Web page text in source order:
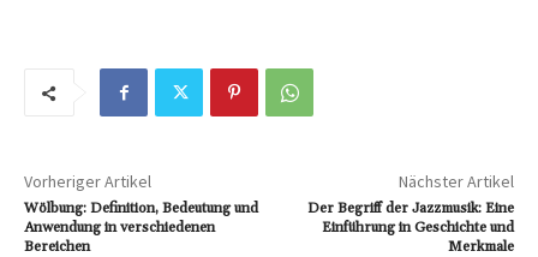
Vorheriger Artikel
Wölbung: Definition, Bedeutung und
Anwendung in verschiedenen
Bereichen
Nächster Artikel
Der Begriff der Jazzmusik: Eine
Einführung in Geschichte und
Merkmale